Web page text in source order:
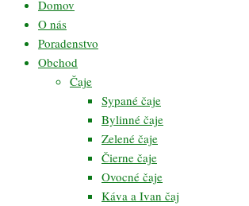
Domov
O nás
Poradenstvo
Obchod
Čaje
Sypané čaje
Bylinné čaje
Zelené čaje
Čierne čaje
Ovocné čaje
Káva a Ivan čaj